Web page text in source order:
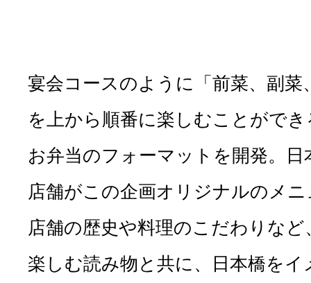
宴会コースのように「前菜、副
を上から順番に楽しむことがで
お弁当のフォーマットを開発。
店舗がこの企画オリジナルのメ
店舗の歴史や料理のこだわりな
楽しむ読み物と共に、日本橋を